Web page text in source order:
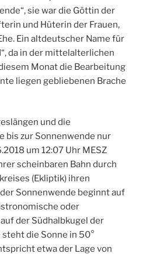
sie war die Göttin der
und Hüterin der Frauen,
Ein altdeutscher Name für
da in der mittelalterlichen
Monat die Bearbeitung
liegen gebliebenen Brache
und die
bis zur Sonnenwende nur
um 12:07 Uhr MESZ
scheinbaren Bahn durch
(Ekliptik) ihren
Sonnenwende beginnt auf
oder
der Südhalbkugel der
die Sonne in 50°
etwa der Lage von